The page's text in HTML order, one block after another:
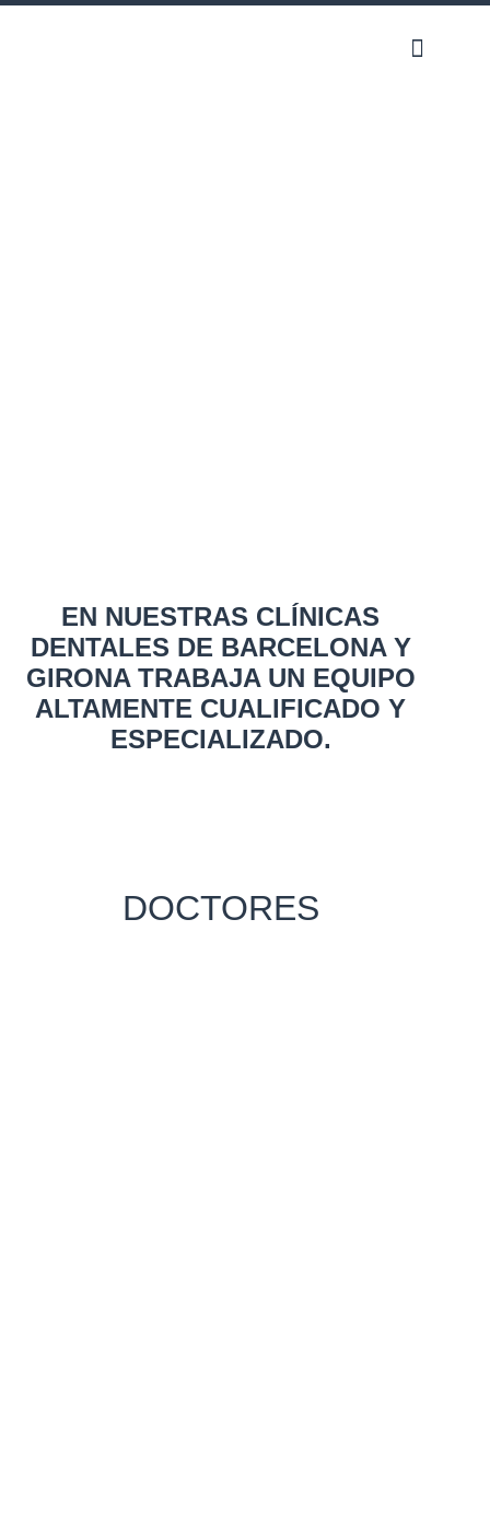
EN NUESTRAS CLÍNICAS
DENTALES DE BARCELONA Y
GIRONA TRABAJA UN EQUIPO
ALTAMENTE CUALIFICADO Y
ESPECIALIZADO.
DOCTORES